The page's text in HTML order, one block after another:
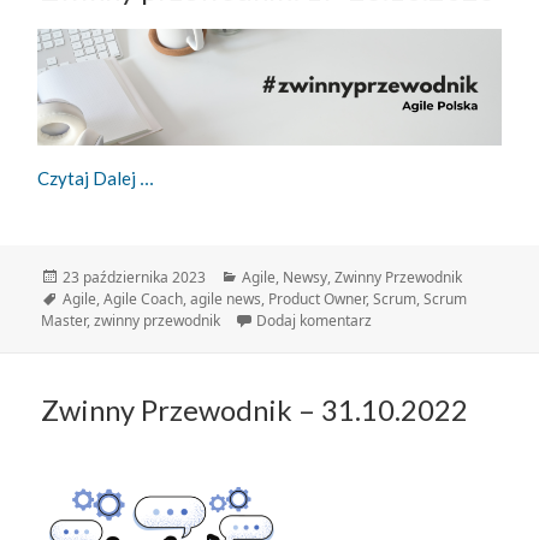
Czytaj Dalej
Data
publikacji
23 października 2023 Kategorie
Agile, Newsy,Zwinny Przewodnik
Tagi
Agile,Agile Coach,agile news, Product Owner,Scrum,Scrum
Master,zwinny przewodnik Dodaj komentarz
Zwinny Przewodnik – 31.10.2022